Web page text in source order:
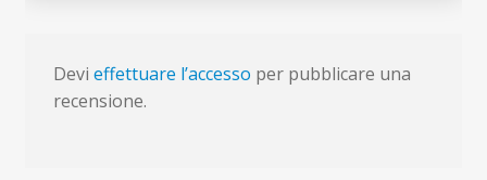
Devi effettuare l’accesso per pubblicare una
recensione.